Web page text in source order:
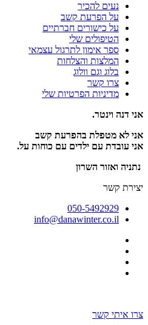
נעים להכיר
על הפרעת קשב
על כישורים חברתיים
הטיפולים שלי
ספר אימון לתרגול עצמאי
המלצות והצלחות
בלוג וגם וולוג
צרו קשר
מדיניות הפרטיות שלי
אני דנה וינטר.
אני לא מטפלת בהפרעת קשב
אני עובדת עם ילדים עם כוחות על.
נתניה ואזור השרון
יצירת קשר
050-5492929
info@danawinter.co.il
צרו איתי קשר